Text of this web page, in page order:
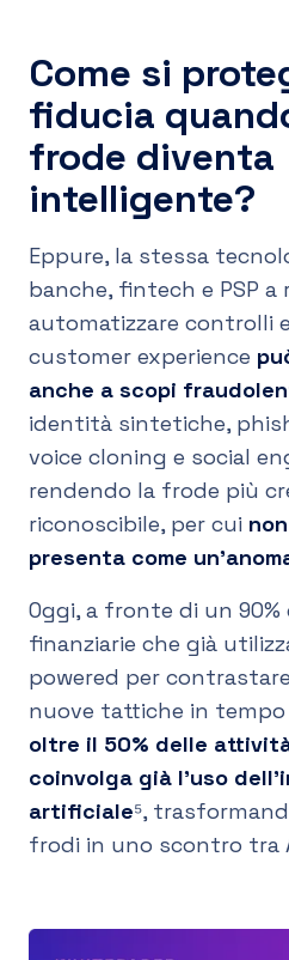
Come si
fiducia
frode diventa
intelligente?
Eppure, la stessa
banche, fintech e PSP
automatizzare controlli
customer experience
anche a scopi
identità sintetiche,
voice cloning e social
rendendo la frode più
riconoscibile, per cui
presenta come
Oggi, a fronte di un
finanziarie che già
powered per
nuove tattiche in tempo
oltre il 50% delle
coinvolga già l’uso
artificiale⁵,
frodi in uno scontro tra